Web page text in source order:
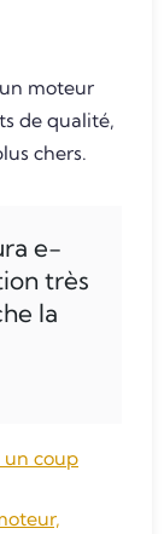
moteur
de qualité,
chers.
e-
très
la
un coup